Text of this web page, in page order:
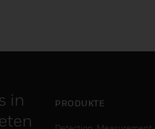
in
PRODUKTE